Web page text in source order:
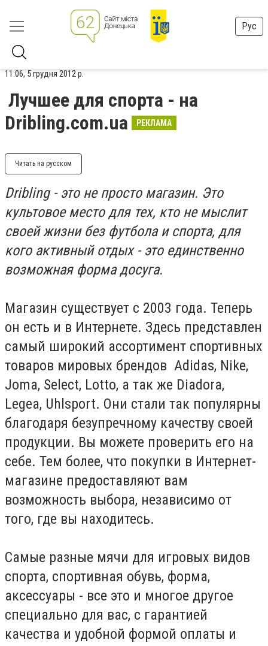
Рус
11:06, 5 грудня 2012 р.
Лучшее для спорта - на
Dribling.com.ua
РЕКЛАМА
Читать на русском
Dribling - это не просто магазин. Это
культовое место для тех, кто не мыслит
своей жизни без футбола и спорта, для
кого активный отдых - это единственно
возможная форма досуга.
Магазин существует с 2003 года. Теперь
он есть и в Интернете. Здесь представлен
самый широкий ассортимент спортивных
товаров мировых брендов Adidas, Nike,
Joma, Select, Lotto, а так же Diadora,
Legea, Uhlsport. Они стали так популярны
благодаря безупречному качеству своей
продукции. Вы можете проверить его на
себе. Тем более, что покупки в Интернет-
магазине предоставляют вам
возможность выбора, независимо от
того, где вы находитесь.
Самые разные мячи для игровых видов
спорта, спортивная обувь, форма,
аксессуары - все это и многое другое
специально для вас, с гарантией
качества и удобной формой оплаты и